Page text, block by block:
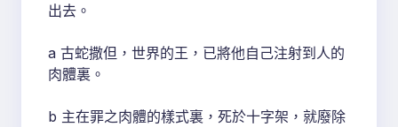
出去。
a 古蛇撒但，世界的王，已將他自己注射到人的
肉體裏。
b 主在罪之肉體的樣式裏，死於十字架，就廢除